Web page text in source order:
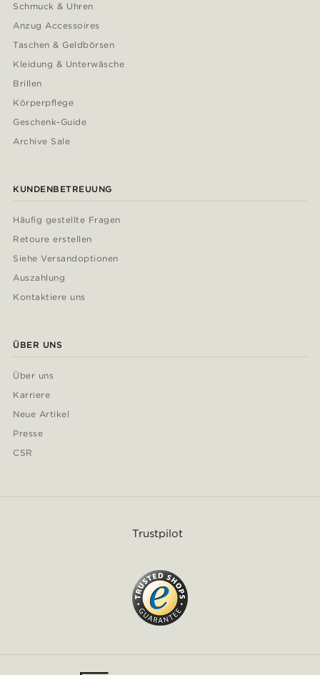
Schmuck & Uhren
Anzug Accessoires
Taschen & Geldbörsen
Kleidung & Unterwäsche
Brillen
Körperpflege
Geschenk-Guide
Archive Sale
KUNDENBETREUUNG
Häufig gestellte Fragen
Retoure erstellen
Siehe Versandoptionen
Auszahlung
Kontaktiere uns
ÜBER UNS
Über uns
Karriere
Neue Artikel
Presse
CSR
Trustpilot